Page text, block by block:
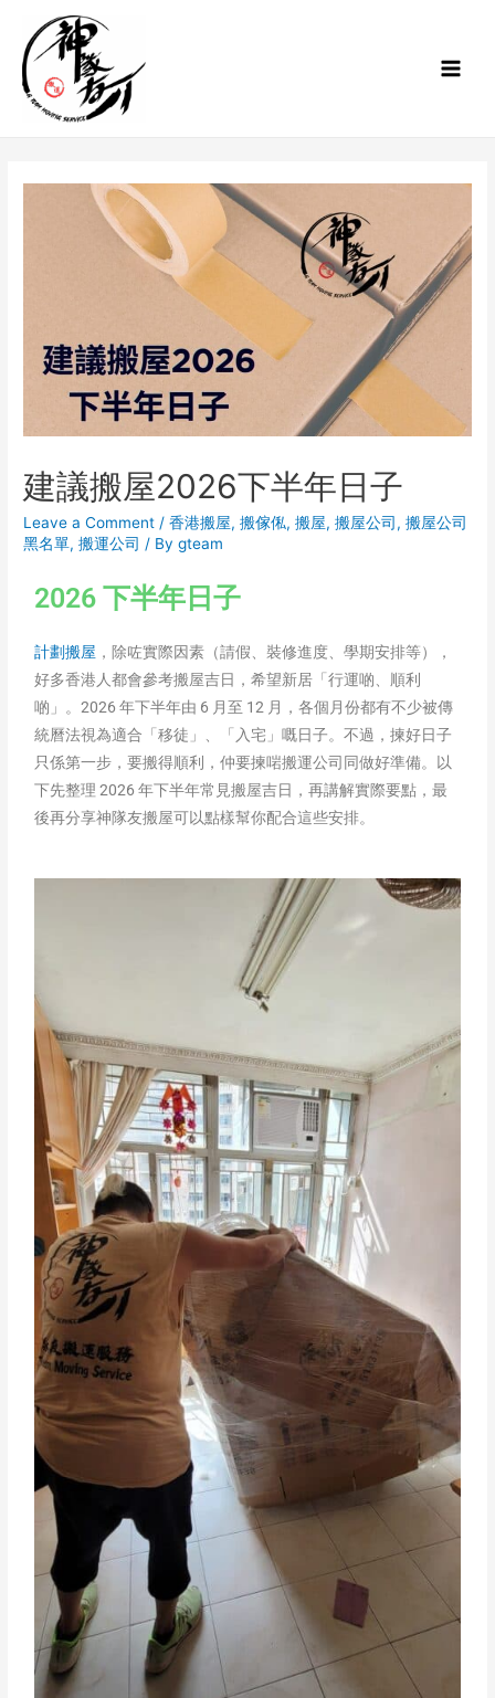
建議搬屋2026下半年日子
Leave a Comment /香港搬屋,搬傢俬,搬屋,搬屋公司 ,搬屋公司
黑名單,搬運公司 / Bygteam
2026 下半年日子
計劃搬屋 ，除咗實際因素（請假、裝修進度、學期安排等），
好多香港人都會參考搬屋吉日，希望新居「行運啲、順利
啲」。2026 年下半年由 6 月至 12 月，各個月份都有不少被傳
統曆法視為適合「移徒」、「入宅」嘅日子。不過，揀好日子
只係第一步，要搬得順利，仲要揀啱搬運公司同做好準備。以
下先整理 2026 年下半年常見搬屋吉日，再講解實際要點，最
後再分享神隊友搬屋可以點樣幫你配合這些安排。